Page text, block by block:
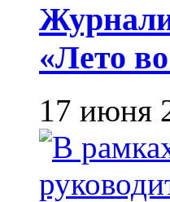
«Лето
17 июня